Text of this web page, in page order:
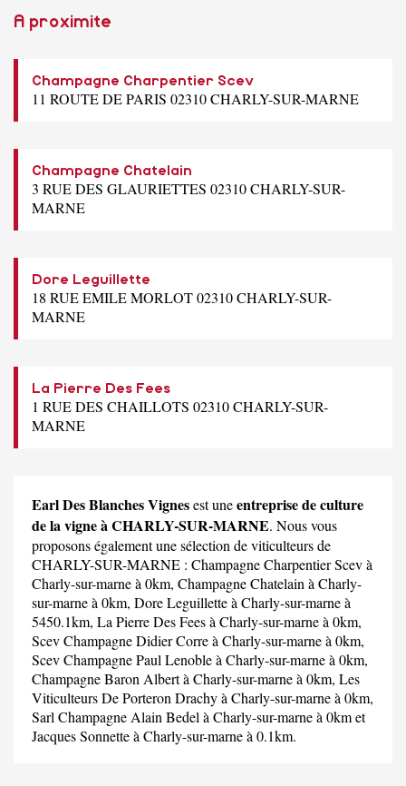
A proximite
Champagne Charpentier Scev
11 ROUTE DE PARIS 02310 CHARLY-SUR-MARNE
Champagne Chatelain
3 RUE DES GLAURIETTES 02310 CHARLY-SUR-
MARNE
Dore Leguillette
18 RUE EMILE MORLOT 02310 CHARLY-SUR-
MARNE
La Pierre Des Fees
1 RUE DES CHAILLOTS 02310 CHARLY-SUR-
MARNE
Earl Des Blanches Vignesest uneentreprise de culture
de la vigne à CHARLY-SUR-MARNE. Nous vous
proposons également une sélection de viticulteurs de
CHARLY-SUR-MARNE : Champagne Charpentier Scevà
Charly-sur-marne à 0km, Champagne Chatelain à Charly-
sur-marne à 0km, Dore Leguilletteà Charly-sur-marne à
5450.1km, La Pierre Des Feesà Charly-sur-marne à 0km,
Scev Champagne Didier Correà Charly-sur-marne à 0km,
Scev Champagne Paul Lenobleà Charly-sur-marne à 0km,
Champagne Baron Albertà Charly-sur-marne à 0km, Les
Viticulteurs De Porteron Drachyà Charly-sur-marne à 0km,
Sarl Champagne Alain Bedel à Charly-sur-marne à 0km et
Jacques Sonnetteà Charly-sur-marne à 0.1km.